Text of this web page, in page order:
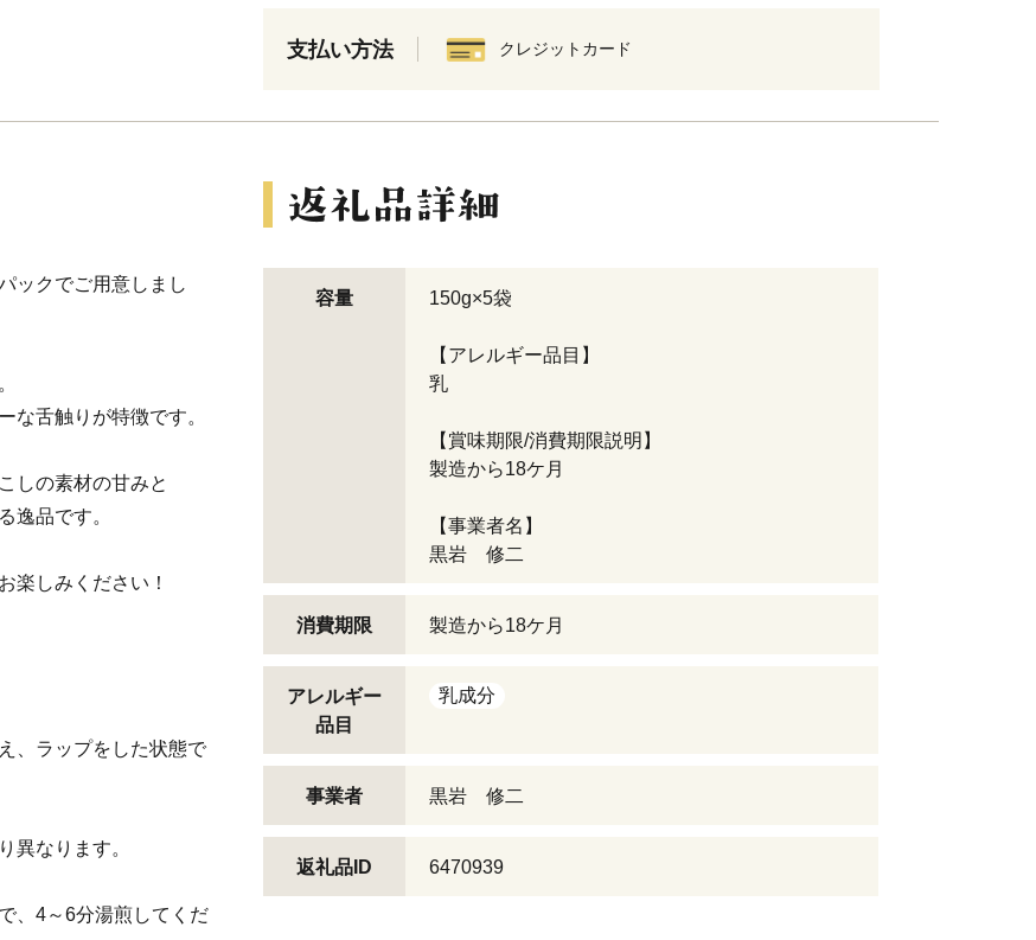
支払い方法 クレジットカード
ックでご用意しまし
な舌触りが特徴です。
しの素材の甘みと
逸品です。
楽しみください！
、ラップをした状態で
異なります。
、4～6分湯煎してくだ
容量 150g×5袋
【アレルギー品目】
乳
【賞味期限/消費期限説明】
製造から18ケ月
【事業者名】
黒岩 修二
消費期限 製造から18ケ月
アレルギー
品目
乳成分
事業者 黒岩 修二
返礼品ID 6470939